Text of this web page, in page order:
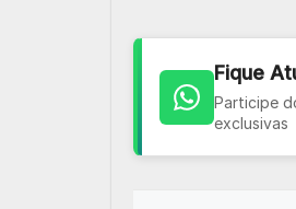
Fique
Participe
exclusivas